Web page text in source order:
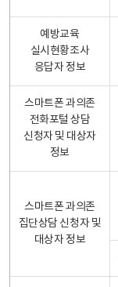
예방교육
실시현황조사
응답자 정보
스마트폰 과의존
전화포털 상담
신청자 및 대상자
정보
스마트폰 과의존
집단상담 신청자 및
대상자 정보